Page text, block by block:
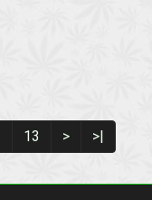
13 > >|